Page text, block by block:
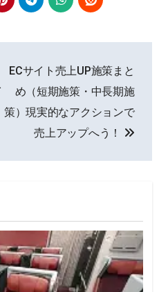
ECサイト売上UP施策まと
め（短期施策・中長期施
策）現実的なアクションで
売上アップへう！